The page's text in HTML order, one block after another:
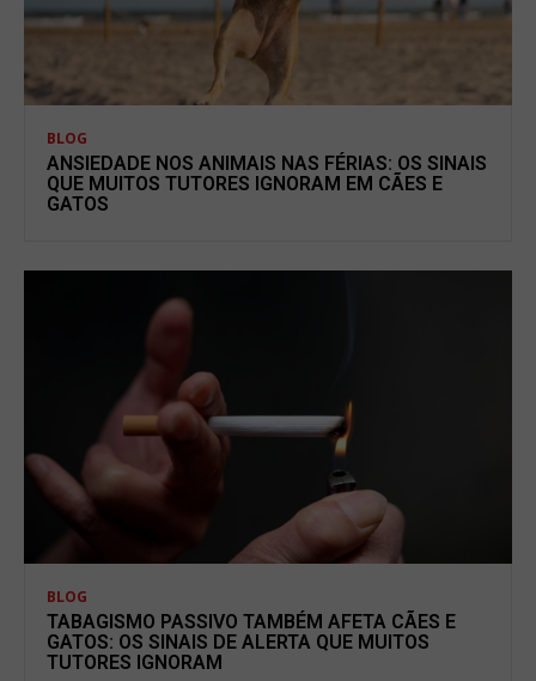
BLOG
ANSIEDADE NOS ANIMAIS NAS FÉRIAS: OS SINAIS
QUE MUITOS TUTORES IGNORAM EM CÃES E
GATOS
BLOG
TABAGISMO PASSIVO TAMBÉM AFETA CÃES E
GATOS: OS SINAIS DE ALERTA QUE MUITOS
TUTORES IGNORAM